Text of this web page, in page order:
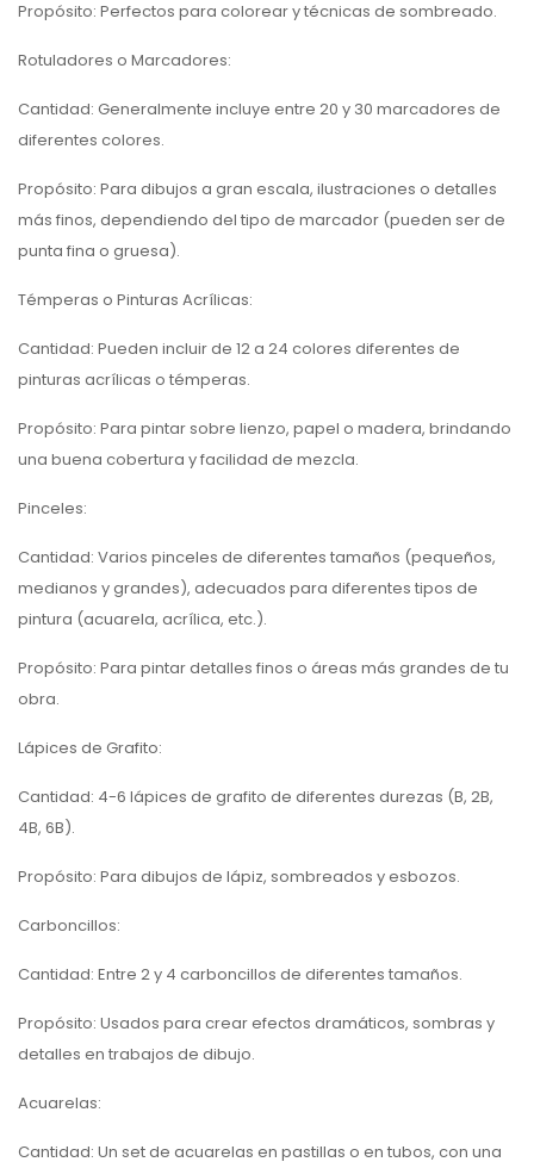
Propósito: Perfectos para colorear y técnicas de sombreado.
Rotuladores o Marcadores:
Cantidad: Generalmente incluye entre 20 y 30 marcadores de
diferentes colores.
Propósito: Para dibujos a gran escala, ilustraciones o detalles
más finos, dependiendo del tipo de marcador (pueden ser de
punta fina o gruesa).
Témperas o Pinturas Acrílicas:
Cantidad: Pueden incluir de 12 a 24 colores diferentes de
pinturas acrílicas o témperas.
Propósito: Para pintar sobre lienzo, papel o madera, brindando
una buena cobertura y facilidad de mezcla.
Pinceles:
Cantidad: Varios pinceles de diferentes tamaños (pequeños,
medianos y grandes), adecuados para diferentes tipos de
pintura (acuarela, acrílica, etc.).
Propósito: Para pintar detalles finos o áreas más grandes de tu
obra.
Lápices de Grafito:
Cantidad: 4-6 lápices de grafito de diferentes durezas (B, 2B,
4B, 6B).
Propósito: Para dibujos de lápiz, sombreados y esbozos.
Carboncillos:
Cantidad: Entre 2 y 4 carboncillos de diferentes tamaños.
Propósito: Usados para crear efectos dramáticos, sombras y
detalles en trabajos de dibujo.
Acuarelas:
Cantidad: Un set de acuarelas en pastillas o en tubos, con una